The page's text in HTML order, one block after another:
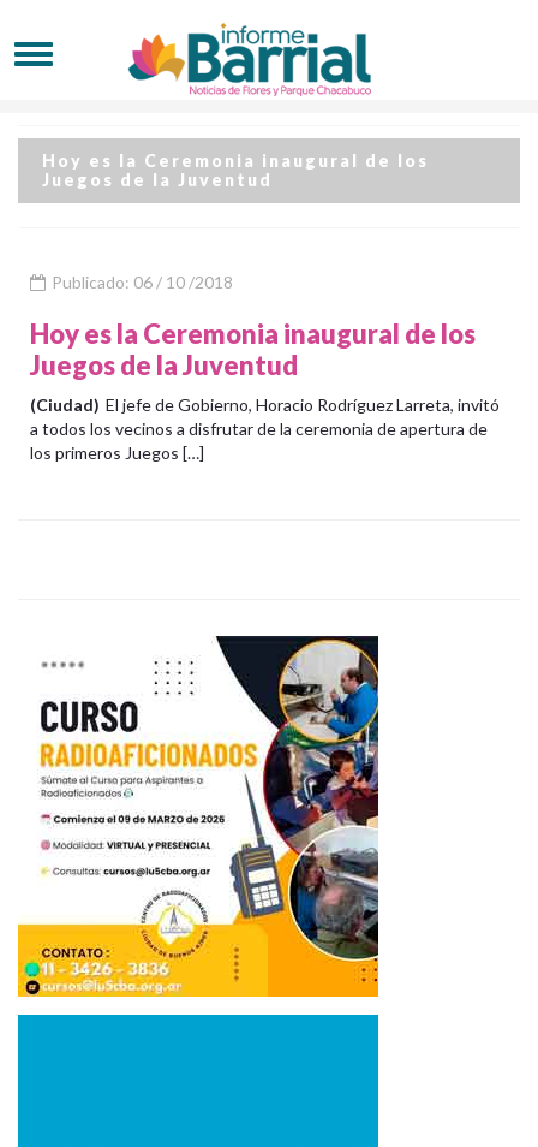
Hoy es la Ceremonia inaugural de los
Juegos de la Juventud
Publicado: 06 / 10 /2018
Hoy es la Ceremonia inaugural de los
Juegos de la Juventud
(Ciudad) El jefe de Gobierno, Horacio Rodríguez Larreta, invitó
a todos los vecinos a disfrutar de la ceremonia de apertura de
los primeros Juegos […]